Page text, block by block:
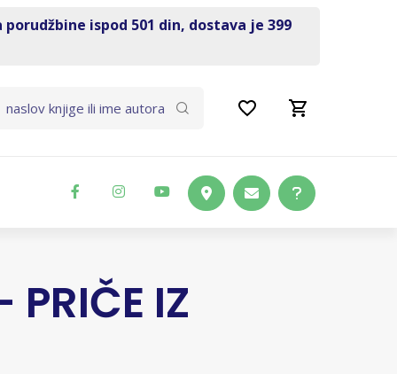
ispod 501 din, dostava je 399
PRIČE IZ